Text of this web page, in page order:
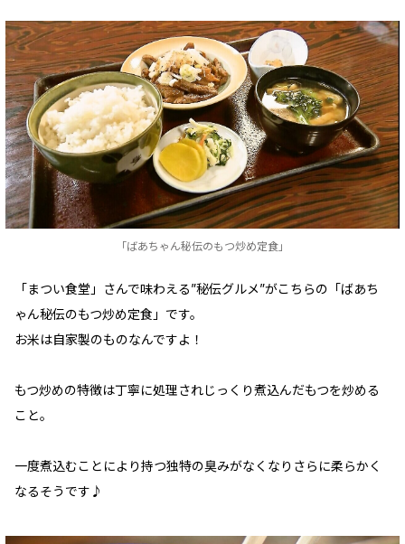
「ばあちゃん秘伝のもつ炒め定食」
「まつい食堂」さんで味わえる”秘伝グルメ”がこちらの「ばあち
ゃん秘伝のもつ炒め定食」です。
お米は自家製のものなんですよ！
もつ炒めの特徴は丁寧に処理されじっくり煮込んだもつを炒める
こと。
一度煮込むことにより持つ独特の臭みがなくなりさらに柔らかく
なるそうです♪